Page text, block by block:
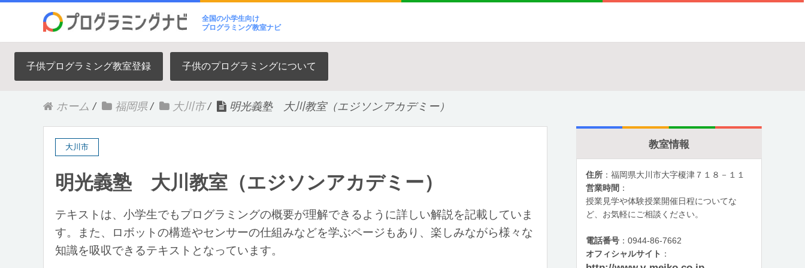
全国の小学生向け
プログラミング教室ナビ
子供プログラミング教室登録 子供のプログラミングについて
ホーム / 福岡県 / 大川市/ 明光義塾 大川教室（エジソンアカデミー）
大川市
明光義塾 大川教室（エジソンアカデミー）
テキストは、小学生でもプログラミングの概要が理解できるように詳しい解説を記載していま
す。また、ロボットの構造やセンサーの仕組みなどを学ぶページもあり、楽しみながら様々な
知識を吸収できるテキストとなっています。
教室情報
住所 ：福岡県大川市大字榎津７１８－１１
営業時間 ：
授業見学や体験授業開催日程についてな
ど、お気軽にご相談ください。
電話番号 ：0944-86-7662
オフィシャルサイト ：